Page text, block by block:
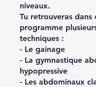
niveaux.
Tu retrouveras dans
programme
techniques :
- Le gainage
- La gymnastique
hypopressive
- Les abdominaux